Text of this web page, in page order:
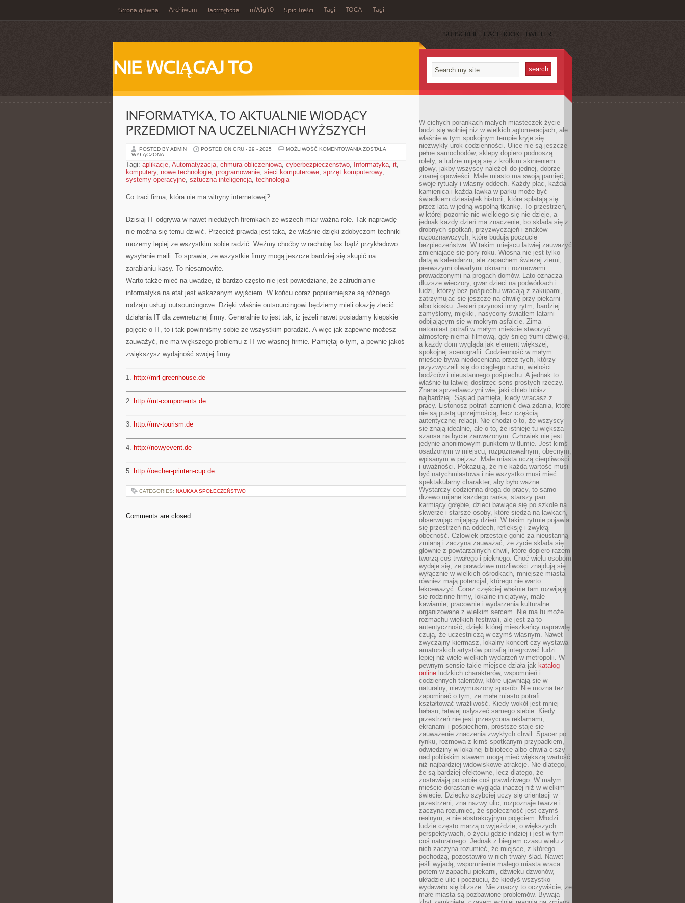
Strona główna Archiwum Jastrzębska mWig40 Spis Treści Tagi TOCA Tagi
SUBSCRIBE FACEBOOK TWITTER
NIE WCIĄGAJ TO
INFORMATYKA, TO AKTUALNIE WIODĄCY
PRZEDMIOT NA UCZELNIACH WYŻSZYCH
POSTED BY ADMIN POSTED ON GRU - 29 - 2025 MOŻLIWOŚĆ KOMENTOWANIA INFORMATYKA,
WIODĄCY
PRZEDMIOT
ZOSTAŁA
WYŁĄCZONA
Tagi: aplikacje, Automatyzacja, chmura obliczeniowa, cyberbezpieczenstwo, Informatyka, it,
komputery, nowe technologie, programowanie, sieci komputerowe, sprzęt komputerowy,
systemy operacyjne, sztuczna inteligencja, technologia
Co traci firma, która nie ma witryny internetowej?
Dzisiaj IT odgrywa w nawet niedużych firemkach ze wszech miar ważną rolę. Tak naprawdę
nie można się temu dziwić. Przecież prawda jest taka, że właśnie dzięki zdobyczom techniki
możemy lepiej ze wszystkim sobie radzić. Weźmy choćby w rachubę fax bądź przykładowo
wysyłanie maili. To sprawia, że wszystkie firmy mogą jeszcze bardziej się skupić na
zarabianiu kasy. To niesamowite.
Warto także mieć na uwadze, iż bardzo często nie jest powiedziane, że zatrudnianie
informatyka na etat jest wskazanym wyjściem. W końcu coraz popularniejsze są różnego
rodzaju usługi outsourcingowe. Dzięki właśnie outsourcingowi będziemy mieli okazję zlecić
działania IT dla zewnętrznej firmy. Generalnie to jest tak, iż jeżeli nawet posiadamy kiepskie
pojęcie o IT, to i tak powinniśmy sobie ze wszystkim poradzić. A więc jak zapewne możesz
zauważyć, nie ma większego problemu z IT we własnej firmie. Pamiętaj o tym, a pewnie jakoś
zwiększysz wydajność swojej firmy.
1. http://mrl-greenhouse.de
2. http://mt-components.de
3. http://mv-tourism.de
4. http://nowyevent.de
5. http://oecher-printen-cup.de
CATEGORIES: NAUKA A SPOŁECZEŃSTWO
Comments are closed.
W cichych porankach małych miasteczek życie
budzi się wolniej niż w wielkich aglomeracjach, ale
właśnie w tym spokojnym tempie kryje się
niezwykły urok codzienności. Ulice nie są jeszcze
pełne samochodów, sklepy dopiero podnoszą
rolety, a ludzie mijają się z krótkim skinieniem
głowy, jakby wszyscy należeli do jednej, dobrze
znanej opowieści. Małe miasto ma swoją pamięć,
swoje rytuały i własny oddech. Każdy plac, każda
kamienica i każda ławka w parku może być
świadkiem dziesiątek historii, które splatają się
przez lata w jedną wspólną tkankę. To przestrzeń,
w której pozornie nic wielkiego się nie dzieje, a
jednak każdy dzień ma znaczenie, bo składa się z
drobnych spotkań, przyzwyczajeń i znaków
rozpoznawczych, które budują poczucie
bezpieczeństwa. W takim miejscu łatwiej zauważyć
zmieniające się pory roku. Wiosna nie jest tylko
datą w kalendarzu, ale zapachem świeżej ziemi,
pierwszymi otwartymi oknami i rozmowami
prowadzonymi na progach domów. Lato oznacza
dłuższe wieczory, gwar dzieci na podwórkach i
ludzi, którzy bez pośpiechu wracają z zakupami,
zatrzymując się jeszcze na chwilę przy piekarni
albo kiosku. Jesień przynosi inny rytm, bardziej
zamyślony, miękki, nasycony światłem latarni
odbijającym się w mokrym asfalcie. Zima
natomiast potrafi w małym mieście stworzyć
atmosferę niemal filmową, gdy śnieg tłumi dźwięki,
a każdy dom wygląda jak element większej,
spokojnej scenografii. Codzienność w małym
mieście bywa niedoceniana przez tych, którzy
przyzwyczaili się do ciągłego ruchu, wielości
bodźców i nieustannego pośpiechu. A jednak to
właśnie tu łatwiej dostrzec sens prostych rzeczy.
Znana sprzedawczyni wie, jaki chleb lubisz
najbardziej. Sąsiad pamięta, kiedy wracasz z
pracy. Listonosz potrafi zamienić dwa zdania, które
nie są pustą uprzejmością, lecz częścią
autentycznej relacji. Nie chodzi o to, że wszyscy
się znają idealnie, ale o to, że istnieje tu większa
szansa na bycie zauważonym. Człowiek nie jest
jedynie anonimowym punktem w tłumie. Jest kimś
osadzonym w miejscu, rozpoznawalnym, obecnym,
wpisanym w pejzaż. Małe miasta uczą cierpliwości
i uważności. Pokazują, że nie każda wartość musi
być natychmiastowa i nie wszystko musi mieć
spektakularny charakter, aby było ważne.
Wystarczy codzienna droga do pracy, to samo
drzewo mijane każdego ranka, starszy pan
karmiący gołębie, dzieci bawiące się po szkole na
skwerze i starsze osoby, które siedzą na ławkach,
obserwując mijający dzień. W takim rytmie pojawia
się przestrzeń na oddech, refleksję i zwykłą
obecność. Człowiek przestaje gonić za nieustanną
zmianą i zaczyna zauważać, że życie składa się
głównie z powtarzalnych chwil, które dopiero razem
tworzą coś trwałego i pięknego. Choć wielu osobom
wydaje się, że prawdziwe możliwości znajdują się
wyłącznie w wielkich ośrodkach, mniejsze miasta
również mają potencjał, którego nie warto
lekceważyć. Coraz częściej właśnie tam rozwijają
się rodzinne firmy, lokalne inicjatywy, małe
kawiarnie, pracownie i wydarzenia kulturalne
organizowane z wielkim sercem. Nie ma tu może
rozmachu wielkich festiwali, ale jest za to
autentyczność, dzięki której mieszkańcy naprawdę
czują, że uczestniczą w czymś własnym. Nawet
zwyczajny kiermasz, lokalny koncert czy wystawa
amatorskich artystów potrafią integrować ludzi
lepiej niż wiele wielkich wydarzeń w metropolii. W
pewnym sensie takie miejsce działa jak katalog
online ludzkich charakterów, wspomnień i
codziennych talentów, które ujawniają się w
naturalny, niewymuszony sposób. Nie można też
zapominać o tym, że małe miasto potrafi
kształtować wrażliwość. Kiedy wokół jest mniej
hałasu, łatwiej usłyszeć samego siebie. Kiedy
przestrzeń nie jest przesycona reklamami,
ekranami i pośpiechem, prostsze staje się
zauważenie znaczenia zwykłych chwil. Spacer po
rynku, rozmowa z kimś spotkanym przypadkiem,
odwiedziny w lokalnej bibliotece albo chwila ciszy
nad pobliskim stawem mogą mieć większą wartość
niż najbardziej widowiskowe atrakcje. Nie dlatego,
że są bardziej efektowne, lecz dlatego, że
zostawiają po sobie coś prawdziwego. W małym
mieście dorastanie wygląda inaczej niż w wielkim
świecie. Dziecko szybciej uczy się orientacji w
przestrzeni, zna nazwy ulic, rozpoznaje twarze i
zaczyna rozumieć, że społeczność jest czymś
realnym, a nie abstrakcyjnym pojęciem. Młodzi
ludzie często marzą o wyjeździe, o większych
perspektywach, o życiu gdzie indziej i jest w tym
coś naturalnego. Jednak z biegiem czasu wielu z
nich zaczyna rozumieć, że miejsce, z którego
pochodzą, pozostawiło w nich trwały ślad. Nawet
jeśli wyjadą, wspomnienie małego miasta wraca
potem w zapachu piekarni, dźwięku dzwonów,
układzie ulic i poczuciu, że kiedyś wszystko
wydawało się bliższe. Nie znaczy to oczywiście, że
małe miasta są pozbawione problemów. Bywają